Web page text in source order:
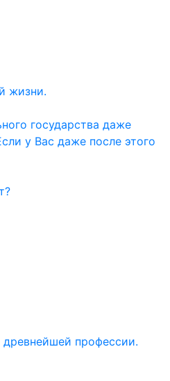
жизни.
государства даже
у Вас даже после этого
профессии.